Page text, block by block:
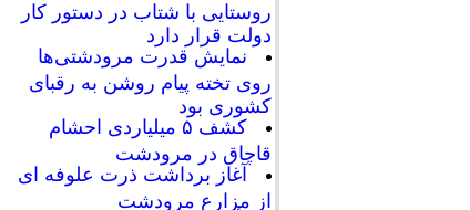
روستایی با شتاب در دستور کار
دولت قرار دارد
نمایش قدرت مرودشتی‌ها
روی تخته پیام روشن به رقبای
کشوری بود
کشف ۵ میلیاردی احشام
قاچاق در مرودشت
آغاز برداشت ذرت علوفه ای
از مزارع مرودشت